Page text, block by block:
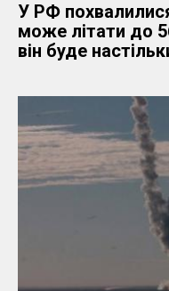
У РФ
може літати до
він буде